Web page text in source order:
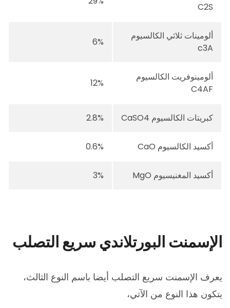
C2S
ألومينات ثلاثي الكالسيوم
c3A
6%
ألومينوفريت الكالسيوم
C4AF
12%
كبريتات الكالسيوم CaSO4 2.8%
أكسيد الكالسيوم CaO 0.6%
أكسيد المغنيسيوم MgO 3%
الإسمنت البورتلاندي سريع التصلب
يعرف الإسمنت سريع التصلب أيضا باسم النوع الثالث،
يتكون هذا النوع من الآتي،